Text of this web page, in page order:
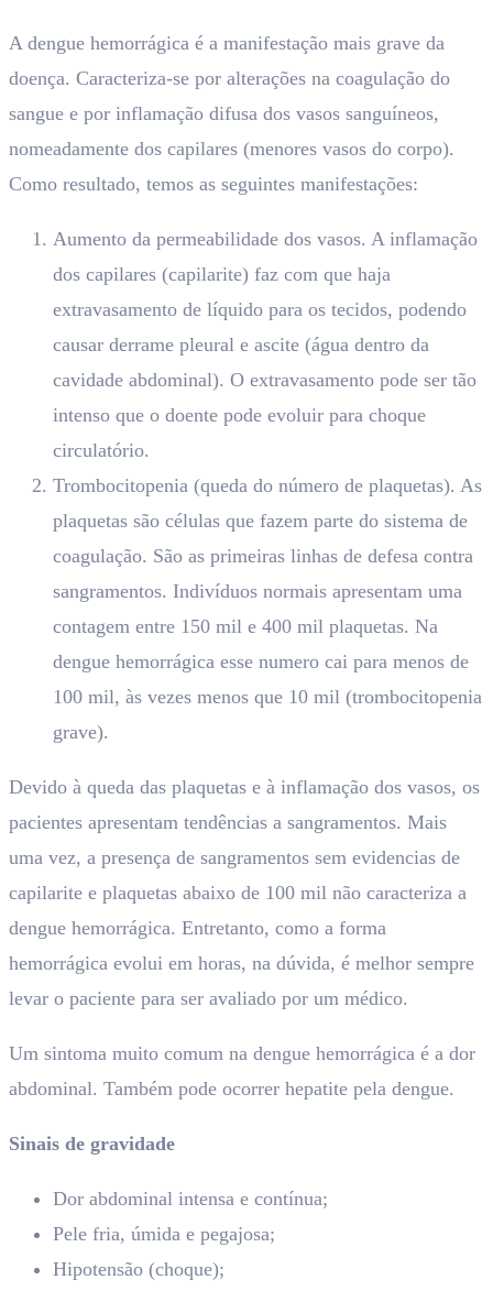
A dengue hemorrágica é a manifestação mais grave da
doença. Caracteriza-se por alterações na coagulação do
sangue e por inflamação difusa dos vasos sanguíneos,
nomeadamente dos capilares (menores vasos do corpo).
Como resultado, temos as seguintes manifestações:
Aumento da permeabilidade dos vasos. A inflamação
dos capilares (capilarite) faz com que haja
extravasamento de líquido para os tecidos, podendo
causar derrame pleural e ascite (água dentro da
cavidade abdominal). O extravasamento pode ser tão
intenso que o doente pode evoluir para choque
circulatório.
Trombocitopenia (queda do número de plaquetas). As
plaquetas são células que fazem parte do sistema de
coagulação. São as primeiras linhas de defesa contra
sangramentos. Indivíduos normais apresentam uma
contagem entre 150 mil e 400 mil plaquetas. Na
dengue hemorrágica esse numero cai para menos de
100 mil, às vezes menos que 10 mil (trombocitopenia
grave).
Devido à queda das plaquetas e à inflamação dos vasos, os
pacientes apresentam tendências a sangramentos. Mais
uma vez, a presença de sangramentos sem evidencias de
capilarite e plaquetas abaixo de 100 mil não caracteriza a
dengue hemorrágica. Entretanto, como a forma
hemorrágica evolui em horas, na dúvida, é melhor sempre
levar o paciente para ser avaliado por um médico.
Um sintoma muito comum na dengue hemorrágica é a dor
abdominal. Também pode ocorrer hepatite pela dengue.
Sinais de gravidade
Dor abdominal intensa e contínua;
Pele fria, úmida e pegajosa;
Hipotensão (choque);